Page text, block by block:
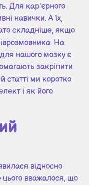
Для кар'єрного
навички. А їх,
складніше, якщо
На
нашого мозку є
закріпити
статті ми коротко
і як його
відносно
вважалося, що